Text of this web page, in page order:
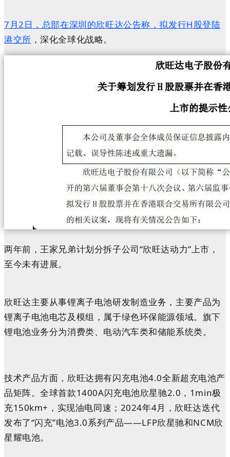
7月2日，总部在深圳的欣旺达公告称，拟发行H股登陆
港交所 ，深化全球化战略。
两年前，王家兄弟计划分拆子公司“欣旺达动力”上市，
至今未有进展。
欣旺达主要从事锂离子电池研发制造业务，主要产品为
锂离子电池电芯及模组，属于绿色环保能源领域。旗下
锂电池业务分为消费类、电动汽车类和储能系统类。
技术产品方面，欣旺达拥有闪充电池4.0全新超充电池产
品矩阵。全球首款1400A闪充电池欣星驰2.0，1min极
充150km+，实现油电同速；2024年4月，欣旺达迭代
发布了“闪充”电池3.0系列产品——LFP欣星驰和NCM欣
星耀电池。